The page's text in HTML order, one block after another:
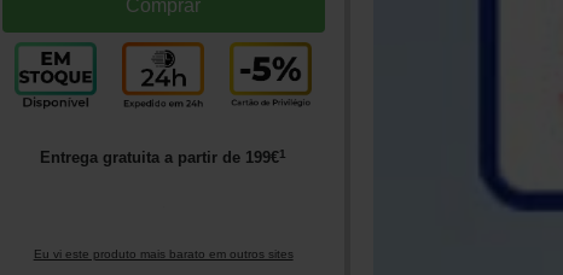
Entrega gratuita a partir de 199€1
Eu vi este produto mais barato em outros sites